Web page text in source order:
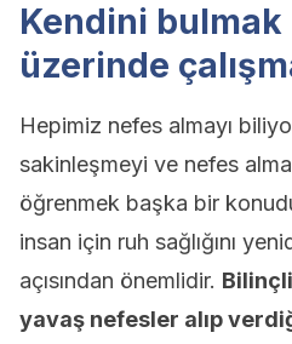
Kendini
üzerinde
Hepimiz nefes almayı
sakinleşmeyi ve nefes
öğrenmek başka bir
insan için ruh sağlığını
açısından önemlidir.
yavaş nefesler alıp